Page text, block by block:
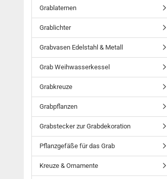
Grablaternen
Grablichter
Grabvasen Edelstahl & Metall
Grab Weihwasserkessel
Grabkreuze
Grabpflanzen
Grabstecker zur Grabdekoration
Pflanzgefäße für das Grab
Kreuze & Ornamente